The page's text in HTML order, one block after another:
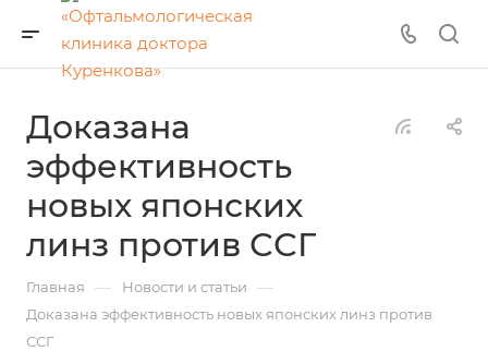
Доказана
эффективность
новых японских
линз против ССГ
Главная — Новости и статьи —
Доказана эффективность новых японских линз против
ССГ